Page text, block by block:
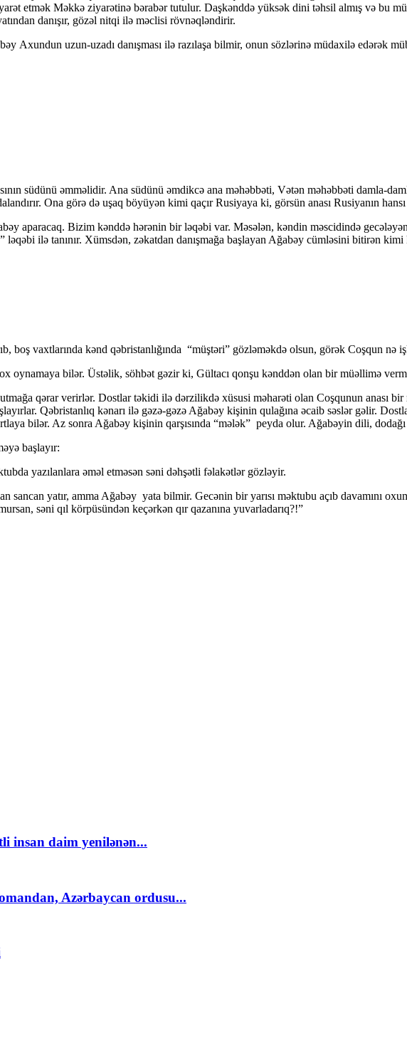
etmək Məkkə ziyarətinə bərabər tutulur. Daşkənddə yüksək dini təhsil almış və bu
danışır, gözəl nitqi ilə məclisi rövnəqləndirir.
Axundun uzun-uzadı danışması ilə razılaşa bilmir, onun sözlərinə müdaxilə edərək
südünü əmməlidir. Ana südünü əmdikcə ana məhəbbəti, Vətən məhəbbəti damla-
Ona görə də uşaq böyüyən kimi qaçır Rusiyaya ki, görsün anası Rusiyanın hansı
aparacaq. Bizim kənddə hərənin bir ləqəbi var. Məsələn, kəndin məscidində
ilə tanınır. Xümsdən, zəkatdan danışmağa başlayan Ağabəy cümləsini bitirən
boş vaxtlarında kənd qəbristanlığında “müştəri” gözləməkdə olsun, görək Coşqun nə
oynamaya bilər. Üstəlik, söhbət gəzir ki, Gültacı qonşu kənddən olan bir müəllimə
qərar verirlər. Dostlar təkidi ilə dərzilikdə xüsusi məharəti olan Coşqunun anası bir
Qəbristanlıq kənarı ilə gəzə-gəzə Ağabəy kişinin qulağına əcaib səslər gəlir.
bilər. Az sonra Ağabəy kişinin qarşısında “mələk” peyda olur. Ağabəyin dili,
başlayır:
yazılanlara əməl etməsən səni dəhşətli fəlakətlər gözləyir.
yatır, amma Ağabəy yata bilmir. Gecənin bir yarısı məktubu açıb davamını
səni qıl körpüsündən keçərkən qır qazanına yuvarladarıq?!”
insan daim yenilənən...
Azərbaycan ordusu...